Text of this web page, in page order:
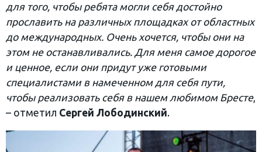
для того, чтобы ребята могли себя достойно
прославить на различных площадках от областных
до международных. Очень хочется, чтобы они на
этом не останавливались. Для меня самое дорогое
и ценное, если они придут уже готовыми
специалистами в намеченном для себя пути,
чтобы реализовать себя в нашем любимом Бресте,
– отметил Сергей Лободинский.